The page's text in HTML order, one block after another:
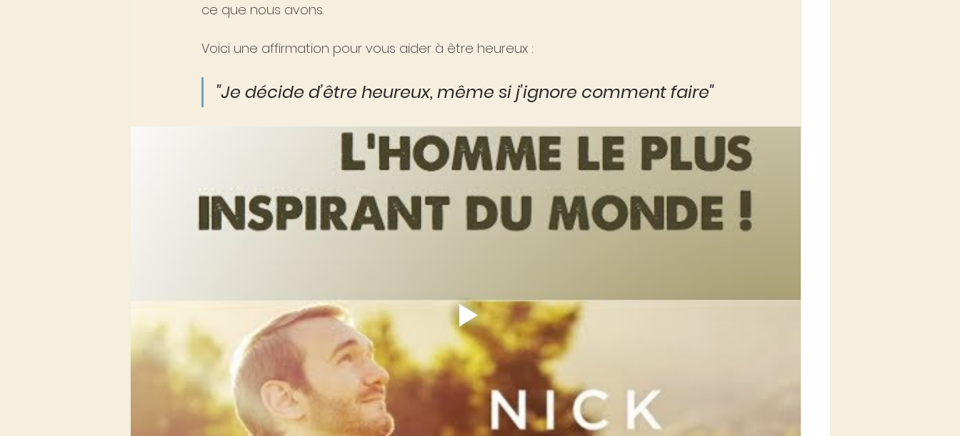
ce que nous avons.
Voici une affirmation pour vous aider à être heureux :
"Je décide d’être heureux, même si j’ignore comment faire"